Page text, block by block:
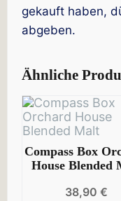
gekauft haben,
abgeben.
Ähnliche
Compass Box
House Blended
38,90€